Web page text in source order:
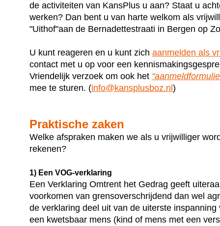
de activiteiten van KansPlus u aan? Staat u
werken? Dan bent u van harte welkom als
"Uithof"aan de Bernadettestraati in Bergen op
U kunt reageren en u kunt zich aanmelden als
contact met u op voor een
Vriendelijk verzoek om ook het
mee te sturen. (info@kansplusboz.nl )
Praktische zaken
Welke afspraken maken we als u vrijwilliger
rekenen?
1) Een VOG-verklaring
Een Verklaring Omtrent het Gedrag geeft
voorkomen van grensoverschrijdend dan wel
de verklaring deel uit van de uiterste
een kwetsbaar mens (kind of mens met een